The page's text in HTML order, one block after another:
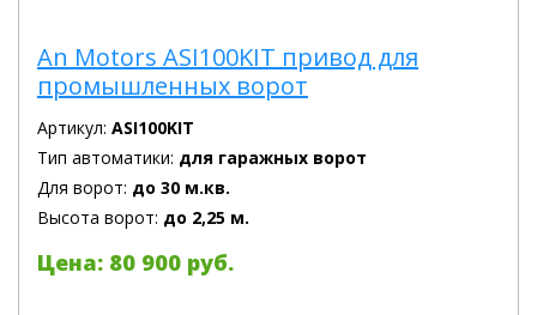
An Motors ASI100KIT привод для
промышленных ворот
Артикул: ASI100KIT
Тип автоматики: для гаражных ворот
Для ворот: до 30 м.кв.
Высота ворот: до 2,25 м.
Цена: 80 900 руб.